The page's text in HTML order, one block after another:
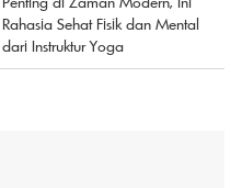
Rahasia Sehat Fisik dan Mental
dari Instruktur Yoga